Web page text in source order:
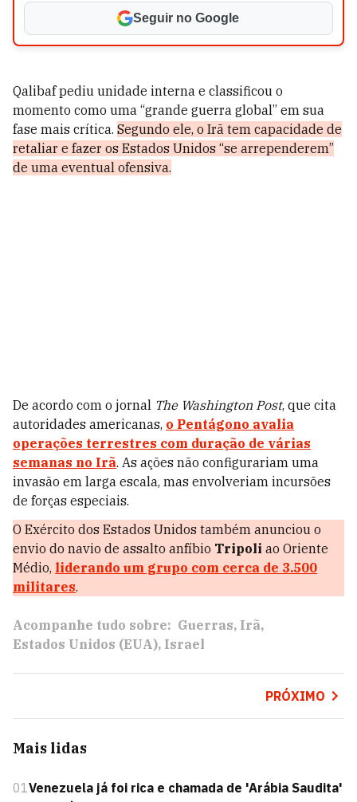
Seguir no Google
Qalibaf pediu unidade interna e classificou o
momento como uma “grande guerra global” em sua
fase mais crítica. Segundo ele, o Irã tem capacidade de
retaliar e fazer os Estados Unidos “se arrependerem”
de uma eventual ofensiva.
De acordo com o jornal The Washington Post, que cita
autoridades americanas, o Pentágono avalia
operações terrestres com duração de várias
semanas no Irã. As ações não configurariam uma
invasão em larga escala, mas envolveriam incursões
de forças especiais.
O Exército dos Estados Unidos também anunciou o
envio do navio de assalto anfíbio Tripoli ao Oriente
Médio, liderando um grupo com cerca de 3.500
militares.
Acompanhe tudo sobre: Guerras Irã
Estados Unidos (EUA) Israel
PRÓXIMO
Mais lidas
01Venezuela já foi rica e chamada de 'Arábia Saudita'